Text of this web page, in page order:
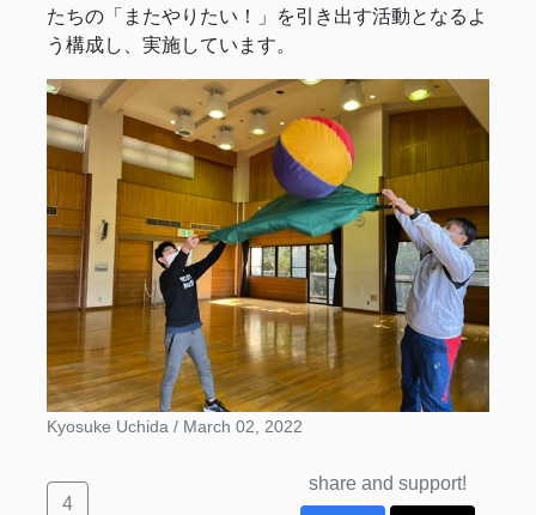
たちの「またやりたい！」を引き出す活動となるよ
う構成し、実施しています。
Kyosuke Uchida / March 02, 2022
4
share and support!